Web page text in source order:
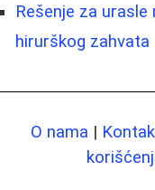
Rešenje za
hirurškog zahvata
O nama |